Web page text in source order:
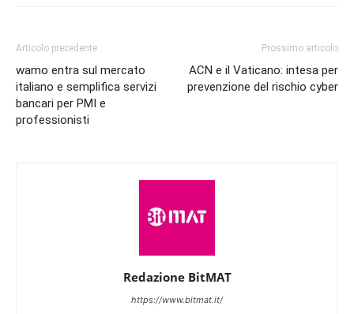
Articolo precedente
wamo entra sul mercato
italiano e semplifica servizi
bancari per PMI e
professionisti
Prossimo articolo
ACN e il Vaticano: intesa per
prevenzione del rischio cyber
Redazione BitMAT
https://www.bitmat.it/